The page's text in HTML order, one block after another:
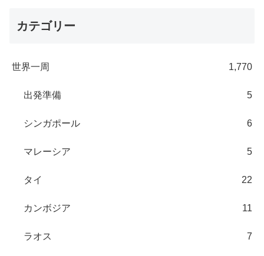
カテゴリー
世界一周 1,770
出発準備 5
シンガポール 6
マレーシア 5
タイ 22
カンボジア 11
ラオス 7